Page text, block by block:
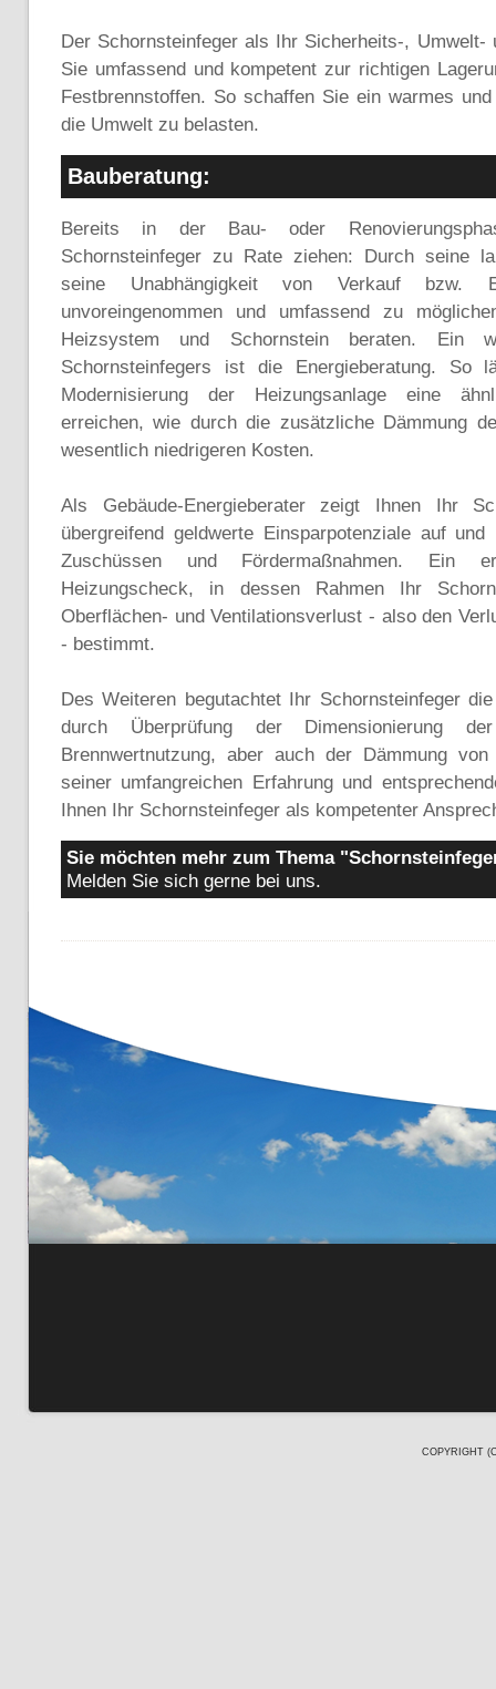
Der Schornsteinfeger als Ihr Sicherheits-, Umwelt-
Sie umfassend und kompetent zur richtigen
Festbrennstoffen. So schaffen Sie ein warmes
die Umwelt zu belasten.
Bauberatung:
Bereits in der Bau- oder
Schornsteinfeger zu Rate ziehen: Durch seine
seine Unabhängigkeit von Verkauf
unvoreingenommen und umfassend zu
Heizsystem und Schornstein beraten. Ein
Schornsteinfegers ist die Energieberatung.
Modernisierung der Heizungsanlage eine
erreichen, wie durch die zusätzliche Dämmung
wesentlich niedrigeren Kosten.
Als Gebäude-Energieberater zeigt Ihnen Ihr
übergreifend geldwerte Einsparpotenziale auf
Zuschüssen und Fördermaßnahmen.
Heizungscheck, in dessen Rahmen Ihr
Oberflächen- und Ventilationsverlust - also den
- bestimmt.
Des Weiteren begutachtet Ihr Schornsteinfeger
durch Überprüfung der Dimensionierung
Brennwertnutzung, aber auch der Dämmung von
seiner umfangreichen Erfahrung und
Ihnen Ihr Schornsteinfeger als kompetenter
Sie möchten mehr zum Thema
Melden Sie sich gerne bei uns.
COPYRIGHT